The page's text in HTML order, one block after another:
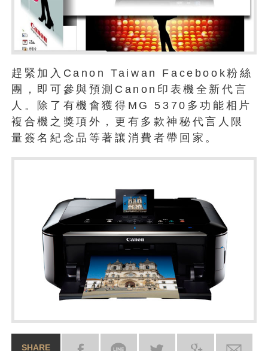
趕緊加入Canon Taiwan Facebook粉絲
團，即可參與預測Canon印表機全新代言
人。除了有機會獲得MG 5370多功能相片
複合機之獎項外，更有多款神秘代言人限
量簽名紀念品等著讓消費者帶回家。
SHARE